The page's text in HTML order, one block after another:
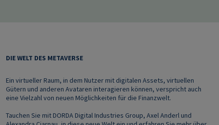
DIE WELT DES METAVERSE
Ein virtueller Raum, in dem Nutzer mit digitalen Assets, virtuellen
Gütern und anderen Avataren interagieren können, verspricht auch
eine Vielzahl von neuen Möglichkeiten für die Finanzwelt.
Tauchen Sie mit DORDA Digital Industries Group, Axel Anderl und